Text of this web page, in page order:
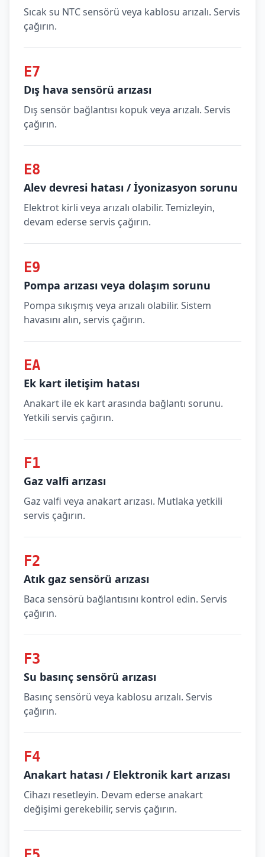
Sıcak su NTC sensörü veya kablosu arızalı. Servis
çağırın.
E7
Dış hava sensörü arızası
Dış sensör bağlantısı kopuk veya arızalı. Servis
çağırın.
E8
Alev devresi hatası / İyonizasyon sorunu
Elektrot kirli veya arızalı olabilir. Temizleyin,
devam ederse servis çağırın.
E9
Pompa arızası veya dolaşım sorunu
Pompa sıkışmış veya arızalı olabilir. Sistem
havasını alın, servis çağırın.
EA
Ek kart iletişim hatası
Anakart ile ek kart arasında bağlantı sorunu.
Yetkili servis çağırın.
F1
Gaz valfi arızası
Gaz valfi veya anakart arızası. Mutlaka yetkili
servis çağırın.
F2
Atık gaz sensörü arızası
Baca sensörü bağlantısını kontrol edin. Servis
çağırın.
F3
Su basınç sensörü arızası
Basınç sensörü veya kablosu arızalı. Servis
çağırın.
F4
Anakart hatası / Elektronik kart arızası
Cihazı resetleyin. Devam ederse anakart
değişimi gerekebilir, servis çağırın.